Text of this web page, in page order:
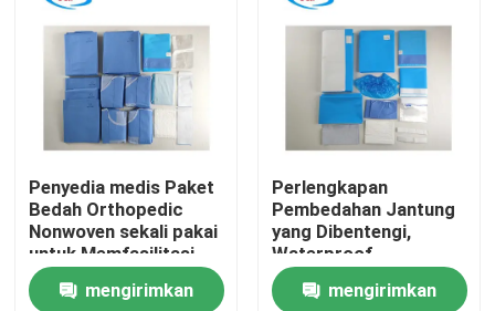
Rumah
Penyedia medis Paket
Bedah Orthopedic
Nonwoven sekali pakai
untuk Memfasilitasi
Prosedur Orthopedic
yang Amanmengirimkan
Perlengkapan
Pembedahan Jantung
yang Dibentengi,
Waterproof,
Disposable Nonwoven
mengirimkan